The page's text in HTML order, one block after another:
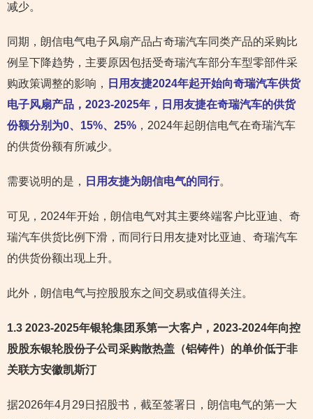
减少。
同期，朗信电气电子风扇产品占奇瑞汽车同类产品的采购比
例呈下降趋势，主要原因包括受奇瑞汽车部分车型零部件采
购政策调整的影响，
日用友捷2024年起开始向奇瑞汽车供货
电子风扇产品，2023-2025年，日用友捷在奇瑞汽车的供货
份额分别为0、15%、25% ，2024年起朗信电气在奇瑞汽车
的供货份额有所减少。
需要说明的是， 日用友捷为朗信电气的同行。
可见，2024年开始，朗信电气对其主要终端客户比亚迪、奇
瑞汽车供货比例下滑，而同行日用友捷对比亚迪、奇瑞汽车
的供货份额出现上升。
此外，朗信电气与控股股东之间交易或值得关注。
1.3 2023-2025年银轮集团系第一大客户 ，2023-2024年向控
股股东银轮股份子公司采购散热盖（铝铸件）的单价低于非
关联方安徽凯斯汀
据2026年4月29日招股书，截至签署日，朗信电气的第一大